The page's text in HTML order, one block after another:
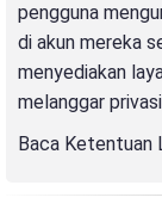
pengguna
di akun mereka
menyediakan
melanggar
Baca Ketentuan